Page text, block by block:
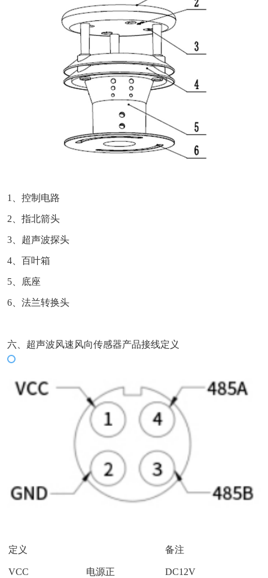
1、控制电路
2、指北箭头
3、超声波探头
4、百叶箱
5、底座
6、法兰转换头
六、超声波风速风向传感器产品接线定义
定义 备注
VCC 电源正 DC12V